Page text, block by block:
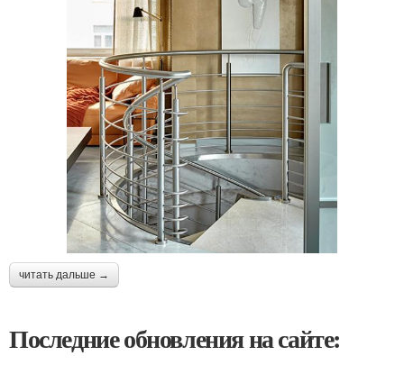
читать дальше →
Последние обновления на сайте: